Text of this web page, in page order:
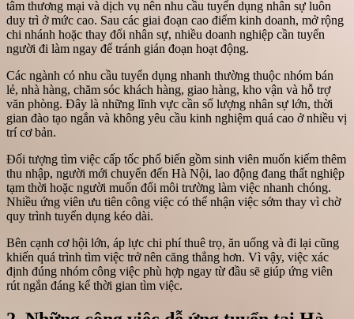
tâm thương mại và dịch vụ nên nhu cầu tuyển dụng nhân sự luôn
duy trì ở mức cao. Sau các giai đoạn cao điểm kinh doanh, mở rộng
chi nhánh hoặc thay đổi nhân sự, nhiều doanh nghiệp cần tuyển
người đi làm ngay để tránh gián đoạn hoạt động.
Các ngành có nhu cầu tuyển dụng nhanh thường thuộc nhóm bán
lẻ, nhà hàng, chăm sóc khách hàng, giao hàng, kho vận và hỗ trợ
văn phòng. Đây là những lĩnh vực cần số lượng nhân sự lớn, thời
gian đào tạo ngắn và không yêu cầu kinh nghiệm quá cao ở nhiều vị
trí cơ bản.
Đối tượng tìm việc cấp tốc phổ biến gồm sinh viên muốn kiếm thêm
thu nhập, người mới chuyển đến Hà Nội, lao động đang thất nghiệp
tạm thời hoặc người muốn đổi môi trường làm việc nhanh chóng.
Nhiều ứng viên ưu tiên công việc có thể nhận việc sớm thay vì chờ
quy trình tuyển dụng kéo dài.
Bên cạnh cơ hội lớn, áp lực chi phí thuê trọ, ăn uống và đi lại cũng
khiến quá trình tìm việc trở nên căng thẳng hơn. Vì vậy, việc xác
định đúng nhóm công việc phù hợp ngay từ đầu sẽ giúp ứng viên
rút ngắn đáng kể thời gian tìm việc.